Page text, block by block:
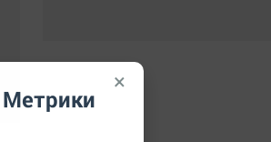
×
Метрики